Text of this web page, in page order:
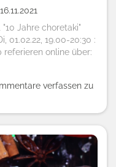
Jahre choretaki"
01.02.22, 19.00-20:30 :
referieren online über:
verfassen zu